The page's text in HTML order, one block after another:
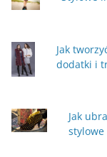
Jak
dodatki i
Jak